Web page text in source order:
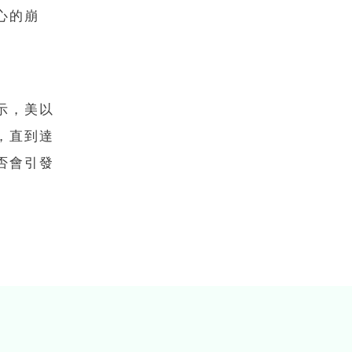
的崩
，美以
直到達
會引發